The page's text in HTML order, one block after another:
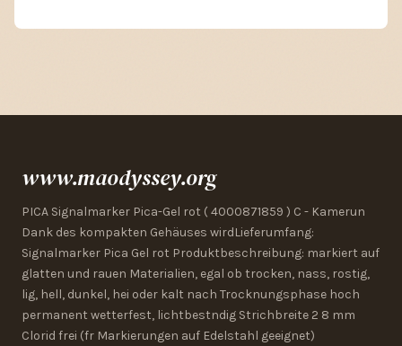
www.maodyssey.org
PICA Signalmarker Pica-Gel rot ( 4000871859 ) C - Kamerun
Dank des kompakten Gehäuses wirdLieferumfang:
Signalmarker Pica Gel rot Produktbeschreibung: markiert auf
glatten und rauen Materialien, egal ob trocken, nass, rostig,
lig, hell, dunkel, hei oder kalt nach Trocknungsphase hoch
permanent wetterfest, lichtbestndig Strichbreite 2 8 mm
Clorid frei (fr Markierungen auf Edelstahl geeignet)